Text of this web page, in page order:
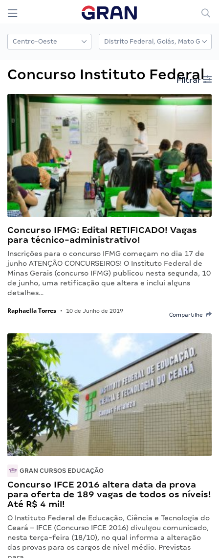
Concurso Instituto Federal
Filtrar
Concurso IFMG: Edital RETIFICADO! Vagas
para técnico-administrativo!
Inscrições para o concurso IFMG começam no dia 17 de
junho ATENÇÃO CONCURSEIROS! O Instituto Federal de
Minas Gerais (concurso IFMG) publicou nesta segunda, 10
de junho, uma retificação que altera e inclui alguns
detalhes…
Raphaella Torres • 10 de Junho de 2019
Compartilhe
GRAN CURSOS EDUCAÇÃO
Concurso IFCE 2016 altera data da prova
para oferta de 189 vagas de todos os níveis!
Até R$ 4 mil!
O Instituto Federal de Educação, Ciência e Tecnologia do
Ceará – IFCE (Concurso IFCE 2016) divulgou comunicado,
nesta terça-feira (18/10), no qual informa a alteração
das provas para os cargos de nível médio. Previstas